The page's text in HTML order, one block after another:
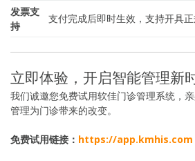
发票支
持
支付完成后即时生效，支持开具
立即体验，开启智能管理新
我们诚邀您免费试用软佳门诊管理系统，
管理为门诊带来的改变。
免费试用链接： https://app.kmhis.com